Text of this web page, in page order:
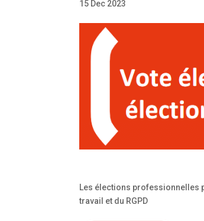
15 Dec 2023
Les élections professionnelles
travail et du RGPD